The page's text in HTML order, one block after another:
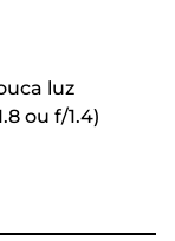
luz
ou f/1.4)